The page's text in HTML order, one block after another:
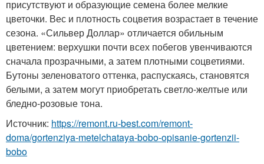
присутствуют и образующие семена более мелкие
цветочки. Вес и плотность соцветия возрастает в течение
сезона. «Сильвер Доллар» отличается обильным
цветением: верхушки почти всех побегов увенчиваются
сначала прозрачными, а затем плотными соцветиями.
Бутоны зеленоватого оттенка, распускаясь, становятся
белыми, а затем могут приобретать светло-желтые или
бледно-розовые тона.
Источник: https://remont.ru-best.com/remont-
doma/gortenziya-metelchataya-bobo-opisanie-gortenzii-
bobo